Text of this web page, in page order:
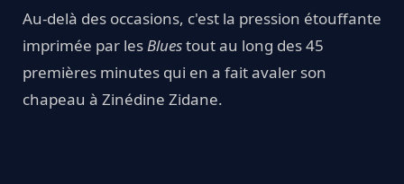
Au-delà des occasions, c'est la pression étouffante
imprimée par lesBluestout au long des 45
premières minutes qui en a fait avaler son
chapeau à Zinédine Zidane.